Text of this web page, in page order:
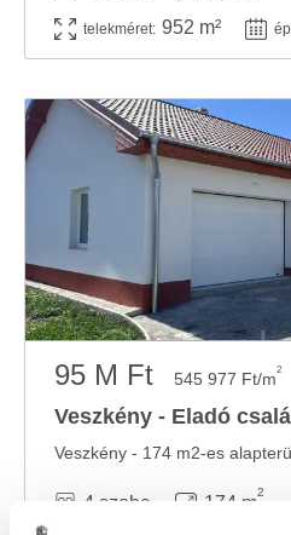
telekméret: 952 m²
95 M Ft 545 977 Ft/m2
Veszkény - Eladó
4 szoba 174 m
2